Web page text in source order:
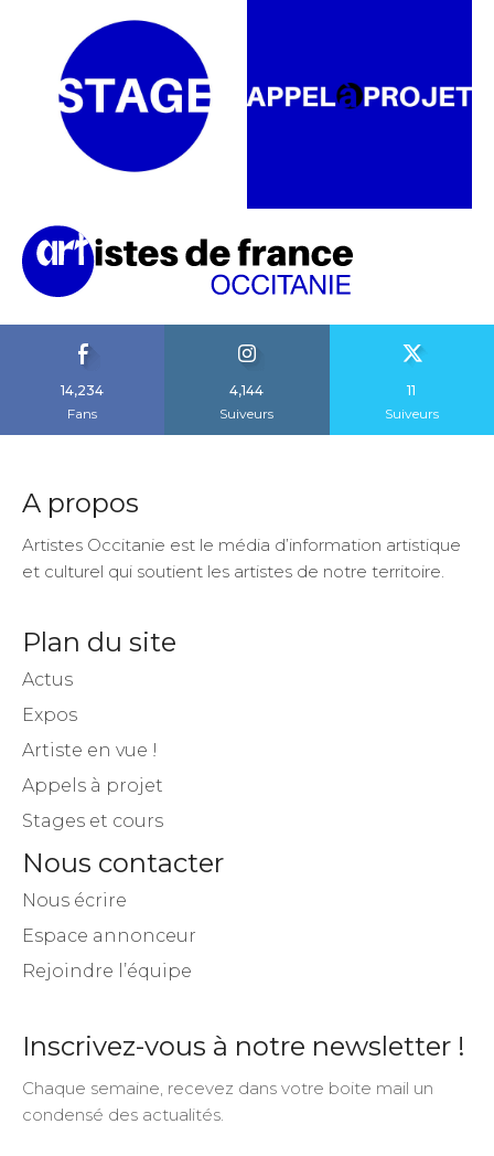
14,234
Fans
4,144
Suiveurs
11
Suiveurs
A propos
Artistes Occitanie est le média d’information artistique
et culturel qui soutient les artistes de notre territoire.
Plan du site
Actus
Expos
Artiste en vue !
Appels à projet
Stages et cours
Nous contacter
Nous écrire
Espace annonceur
Rejoindre l’équipe
Inscrivez-vous à notre newsletter !
Chaque semaine, recevez dans votre boite mail un
condensé des actualités.